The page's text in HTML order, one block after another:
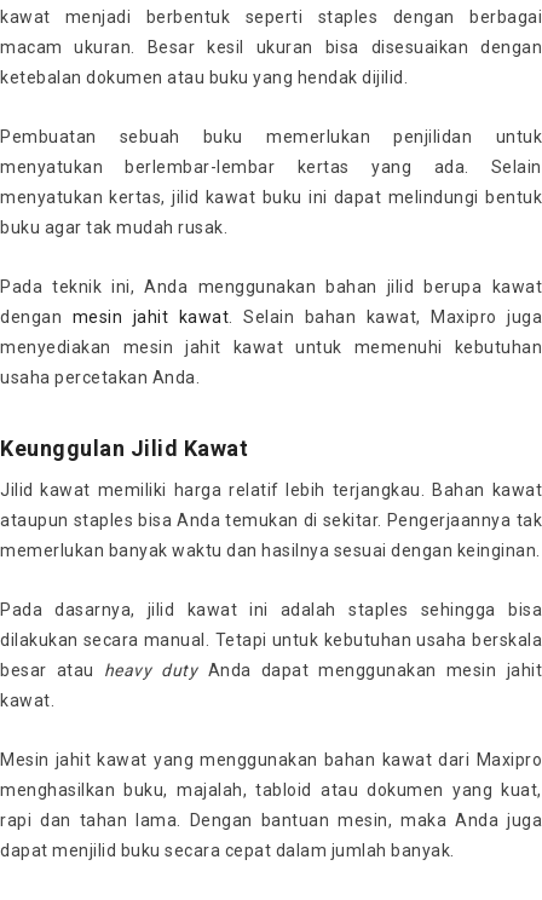
kawat menjadi berbentuk seperti staples dengan berbagai
macam ukuran. Besar kesil ukuran bisa disesuaikan dengan
ketebalan dokumen atau buku yang hendak dijilid.
Pembuatan sebuah buku memerlukan penjilidan untuk
menyatukan berlembar-lembar kertas yang ada. Selain
menyatukan kertas, jilid kawat buku ini dapat melindungi bentuk
buku agar tak mudah rusak.
Pada teknik ini, Anda menggunakan bahan jilid berupa kawat
dengan mesin jahit kawat . Selain bahan kawat, Maxipro juga
menyediakan mesin jahit kawat untuk memenuhi kebutuhan
usaha percetakan Anda.
Keunggulan Jilid Kawat
Jilid kawat memiliki harga relatif lebih terjangkau. Bahan kawat
ataupun staples bisa Anda temukan di sekitar. Pengerjaannya tak
memerlukan banyak waktu dan hasilnya sesuai dengan keinginan.
Pada dasarnya, jilid kawat ini adalah staples sehingga bisa
dilakukan secara manual. Tetapi untuk kebutuhan usaha berskala
besar atau heavy dutyAnda dapat menggunakan mesin jahit
kawat.
Mesin jahit kawat yang menggunakan bahan kawat dari Maxipro
menghasilkan buku, majalah, tabloid atau dokumen yang kuat,
rapi dan tahan lama. Dengan bantuan mesin, maka Anda juga
dapat menjilid buku secara cepat dalam jumlah banyak.